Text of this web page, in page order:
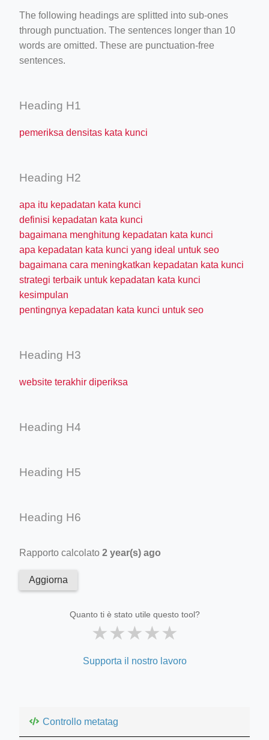
The following headings are splitted into sub-ones
through punctuation. The sentences longer than 10
words are omitted. These are punctuation-free
sentences.
Heading H1
pemeriksa densitas kata kunci
Heading H2
apa itu kepadatan kata kunci
definisi kepadatan kata kunci
bagaimana menghitung kepadatan kata kunci
apa kepadatan kata kunci yang ideal untuk seo
bagaimana cara meningkatkan kepadatan kata kunci
strategi terbaik untuk kepadatan kata kunci
kesimpulan
pentingnya kepadatan kata kunci untuk seo
Heading H3
website terakhir diperiksa
Heading H4
Heading H5
Heading H6
Rapporto calcolato 2 year(s) ago
Aggiorna
Quanto ti è stato utile questo tool?
★★★★★
Supporta il nostro lavoro
Controllo metatag